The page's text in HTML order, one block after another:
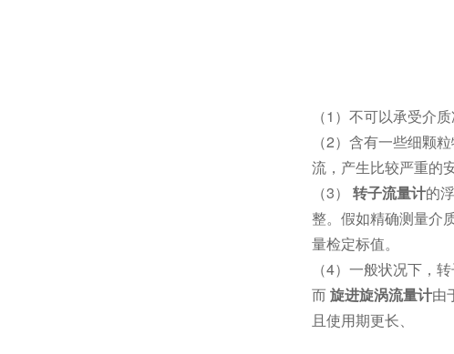
（1）不可以承受介
（2）含有一些细颗
流，产生比较严重的
（3） 转子流量计的
整。假如精确测量介
量检定标值。
（4）一般状况下，
而 旋进旋涡流量计由
且使用期更长、